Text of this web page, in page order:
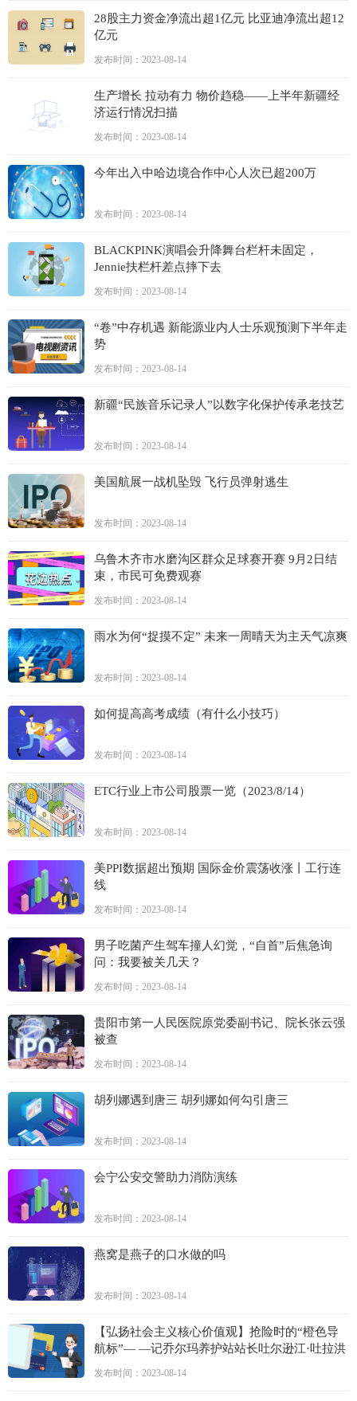
28股主力资金净流出超1亿元 比亚迪净流出超12
亿元
发布时间：2023-08-14
生产增长 拉动有力 物价趋稳——上半年新疆经
济运行情况扫描
发布时间：2023-08-14
今年出入中哈边境合作中心人次已超200万
发布时间：2023-08-14
BLACKPINK演唱会升降舞台栏杆未固定，
Jennie扶栏杆差点摔下去
发布时间：2023-08-14
“卷”中存机遇 新能源业内人士乐观预测下半年走
势
发布时间：2023-08-14
新疆“民族音乐记录人”以数字化保护传承老技艺
发布时间：2023-08-14
美国航展一战机坠毁 飞行员弹射逃生
发布时间：2023-08-14
乌鲁木齐市水磨沟区群众足球赛开赛 9月2日结
束，市民可免费观赛
发布时间：2023-08-14
雨水为何“捉摸不定” 未来一周晴天为主天气凉爽
发布时间：2023-08-14
如何提高高考成绩（有什么小技巧）
发布时间：2023-08-14
ETC行业上市公司股票一览（2023/8/14）
发布时间：2023-08-14
美PPI数据超出预期 国际金价震荡收涨丨工行连
线
发布时间：2023-08-14
男子吃菌产生驾车撞人幻觉，“自首”后焦急询
问：我要被关几天？
发布时间：2023-08-14
贵阳市第一人民医院原党委副书记、院长张云强
被查
发布时间：2023-08-14
胡列娜遇到唐三 胡列娜如何勾引唐三
发布时间：2023-08-14
会宁公安交警助力消防演练
发布时间：2023-08-14
燕窝是燕子的口水做的吗
发布时间：2023-08-14
【弘扬社会主义核心价值观】抢险时的“橙色导
航标”— —记乔尔玛养护站站长吐尔逊江·吐拉洪
发布时间：2023-08-14